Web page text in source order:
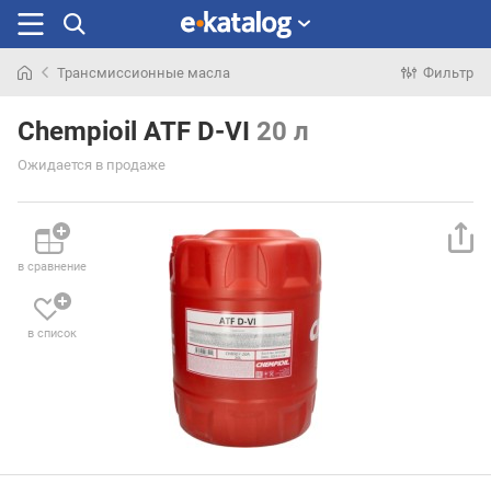
раньше
Трансмиссионные масла Фильтр
Chempioil ATF D-VI 20 л
Ожидается в продаже
в сравнение
в список